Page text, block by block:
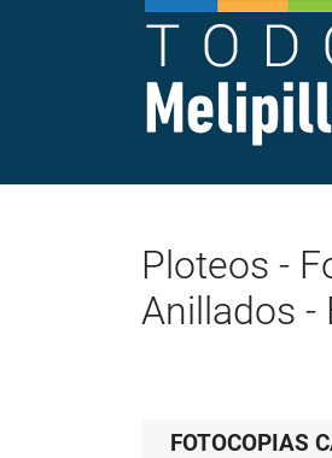
Ploteos -
Anillados -
FOTOCOPIAS